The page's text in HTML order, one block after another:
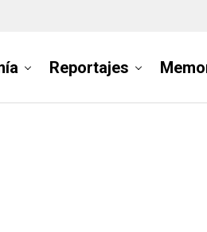
Reportajes